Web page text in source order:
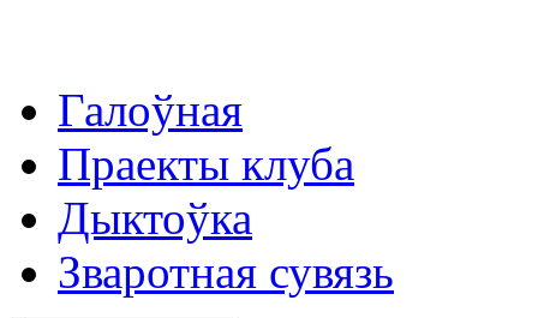
Галоўная
Праекты клуба
Дыктоўка
Зваротная сувязь